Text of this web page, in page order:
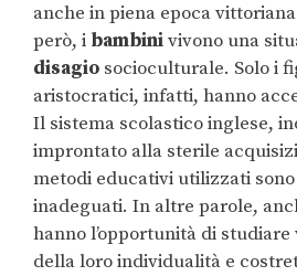
anche in piena epoca
però, i bambinivivono una
disagio socioculturale. Solo i
aristocratici, infatti, hanno
Il sistema scolastico inglese,
improntato alla sterile
metodi educativi utilizzati
inadeguati. In altre parole,
hanno l’opportunità di
della loro individualità e